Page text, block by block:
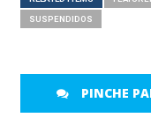
SUSPENDIDOS
PINCHE